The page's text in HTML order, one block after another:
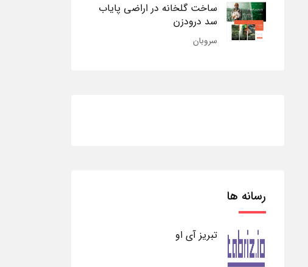
ساخت گلخانه در اراضی پایاب
سد درودزن
سروبان
رسانه ها
تبریز آی او